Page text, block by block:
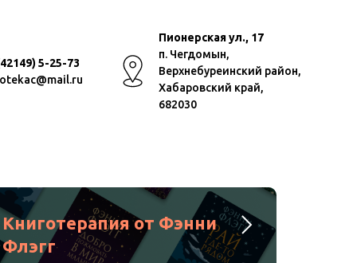
5-25-73
Пионерская ул., 17
п. Чегдомын,
Верхнебуреинский район,
Хабаровский край,
682030
Книготерапия от Фэнни
Флэгг